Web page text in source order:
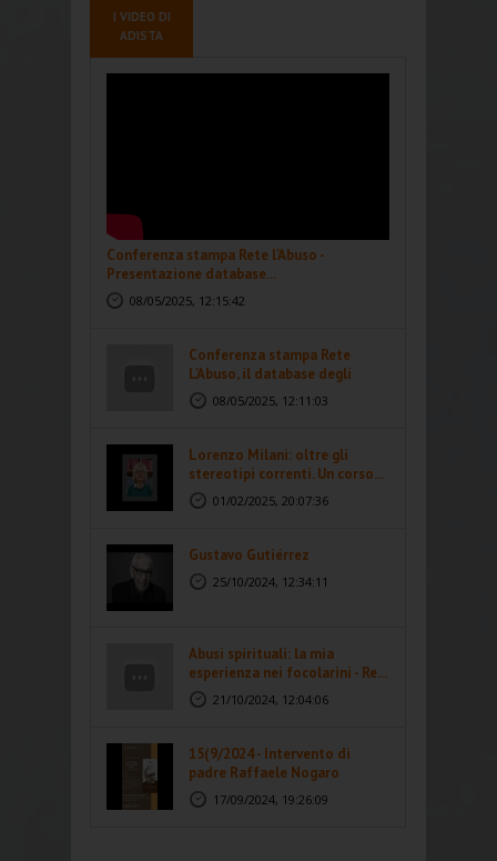
I VIDEO DI
ADISTA
Conferenza stampa Rete l'Abuso -
Presentazione database...
08/05/2025, 12:15:42
Conferenza stampa Rete
L'Abuso, il database degli
abusi...08/05/2025, 12:11:03
Lorenzo Milani: oltre gli
stereotipi correnti. Un corso...
01/02/2025, 20:07:36
Gustavo Gutiérrez
25/10/2024, 12:34:11
Abusi spirituali: la mia
esperienza nei focolarini - Re...
21/10/2024, 12:04:06
15(9/2024 - Intervento di
padre Raffaele Nogaro
17/09/2024, 19:26:09